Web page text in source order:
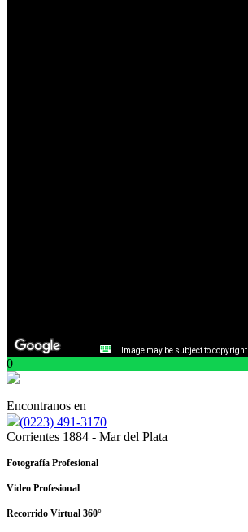
Image may be subject to copyright
0
Encontranos en
(0223) 491-3170
Corrientes 1884 - Mar del Plata
Fotografía Profesional
Video Profesional
Recorrido Virtual 360°